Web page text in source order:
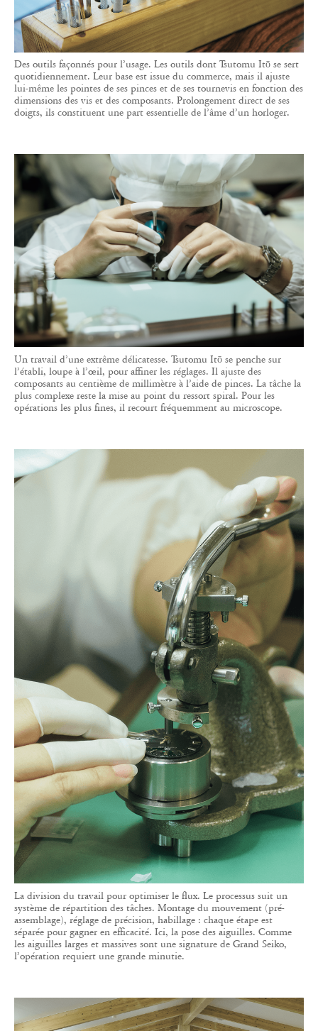
Des outils façonnés pour l’usage. Les outils dont Tsutomu Itō se sert
quotidiennement. Leur base est issue du commerce, mais il ajuste
lui-même les pointes de ses pinces et de ses tournevis en fonction des
dimensions des vis et des composants. Prolongement direct de ses
doigts, ils constituent une part essentielle de l’âme d’un horloger.
Un travail d’une extrême délicatesse. Tsutomu Itō se penche sur
l’établi, loupe à l’œil, pour affiner les réglages. Il ajuste des
composants au centième de millimètre à l’aide de pinces. La tâche la
plus complexe reste la mise au point du ressort spiral. Pour les
opérations les plus fines, il recourt fréquemment au microscope.
La division du travail pour optimiser le flux. Le processus suit un
système de répartition des tâches. Montage du mouvement (pré-
assemblage), réglage de précision, habillage : chaque étape est
séparée pour gagner en efficacité. Ici, la pose des aiguilles. Comme
les aiguilles larges et massives sont une signature de Grand Seiko,
l’opération requiert une grande minutie.